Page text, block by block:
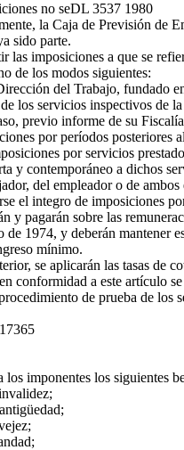
no seDL 3537 1980
la Caja de Previsión de
sido parte.
imposiciones a que se
de los modos siguientes:
del Trabajo, fundado
los servicios inspectivos de la
previo informe de su
por períodos posteriores
por servicios
y contemporáneo a dichos
del empleador o de
el integro de imposiciones
y pagarán sobre las
de 1974, y deberán mantener
mínimo.
se aplicarán las tasas de
conformidad a este artículo
de prueba de los
imponentes los siguientes